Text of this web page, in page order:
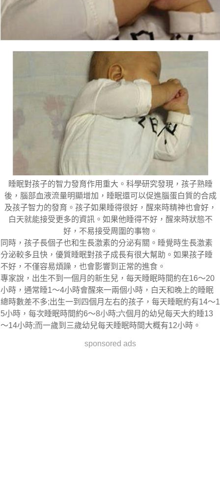
睡眠對孩子的智力發育作用重大。科學研究發現，孩子熟睡
後，腦部血液流量明顯增加，睡眠還可以促進腦蛋白質的合成
及孩子智力的發育。孩子如果睡得很好，醒來時精神也會好，
白天就能接受更多的資訊。如果他睡得不好，醒來時狀態不
好，不易接受周圍的事物。
同時，孩子長個子也和生長激素的分泌有關。睡覺時生長激素
分泌較多且快，優質睡眠對孩子成長有很大幫助。如果孩子睡
不好，不僅容易煩躁，也會影響到正常的進食。
專家說，出生不到一個月的新生兒，每天睡眠時間約在16～20
小時，通常睡1～4小時會醒來一兩個小時，白天和晚上的睡眠
總時數差不多;出生一到四個月左右的孩子，每天睡眠約有14～1
5小時，每次睡眠時間約6～8小時;六個月的幼兒每天大約睡13
～14小時;而一歲到三歲幼兒每天睡眠時間大概有12小時。
sponsored ads